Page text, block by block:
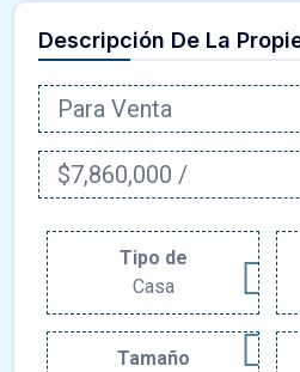
Descripción De La
Para Venta
$7,860,000 /
Tipo de
Casa
Tamaño